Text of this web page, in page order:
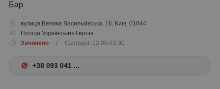
Бар
вулиця Велика Васильківська, 16, Київ, 01044
Площа Українських Героїв
Зачинено
/ Сьогодні: 12:00-22:30
+38 093 041 ...